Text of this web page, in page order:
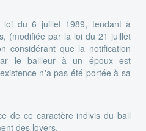
loi du 6 juillet 1989, tendant à
(modifiée par la loi du 21 juillet
considérant que la notification
le bailleur à un époux est
n'a pas été portée à sa
de ce caractère indivis du bail
des loyers.